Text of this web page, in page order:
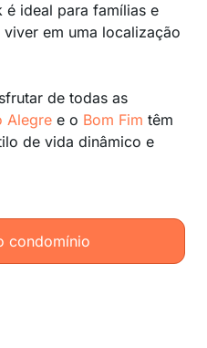
é ideal para famílias e
em uma localização
de todas as
Alegre e o Bom Fim têm
de vida dinâmico e
condomínio